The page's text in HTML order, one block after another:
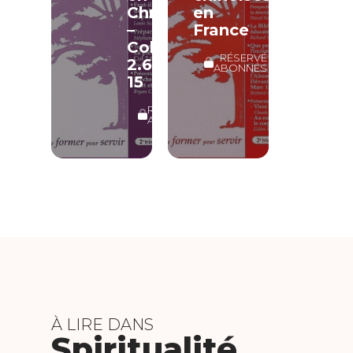
Christ
–
Col
2.6-
15
RÉSERVÉ
ABONNÉS
en
France
RÉSERVÉ
ABONNÉS
À LIRE DANS